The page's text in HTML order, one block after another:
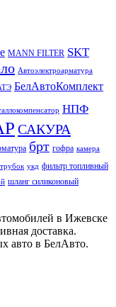
MANN FILTER SKT
Автоэлектроарматура
БелАвтоКомплект
НПФ
САКУРА
брт гофра камера
укд фильтр топливный
шланг силиконовый
в Ижевске
доставка.
авто в БелАвто.